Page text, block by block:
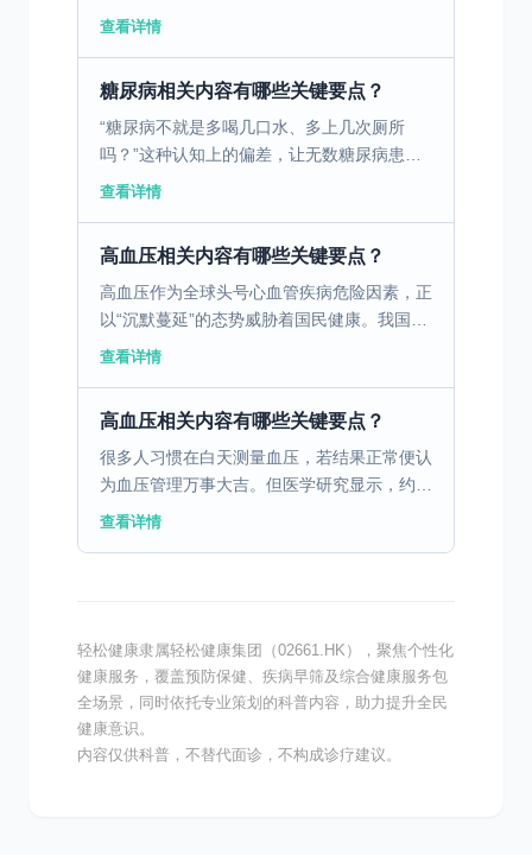
些因素及其预防方法。 一、高血压的环境因
查看详情
糖尿病相关内容有哪些关键要点？
“糖尿病不就是多喝几口水、多上几次厕所
吗？”这种认知上的偏差，让无数糖尿病患者
错过了最佳的治疗时机。糖尿病是一组以高血
查看详情
高血压相关内容有哪些关键要点？
高血压作为全球头号心血管疾病危险因素，正
以“沉默蔓延”的态势威胁着国民健康。我国高
血压患者已突破3.3亿，其中近半数人不知道
查看详情
高血压相关内容有哪些关键要点？
很多人习惯在白天测量血压，若结果正常便认
为血压管理万事大吉。但医学研究显示，约
30%的高血压患者存在“夜间高血压”问题——
查看详情
轻松健康隶属轻松健康集团（02661.HK），聚焦个性化
健康服务，覆盖预防保健、疾病早筛及综合健康服务包
全场景，同时依托专业策划的科普内容，助力提升全民
健康意识。
内容仅供科普，不替代面诊，不构成诊疗建议。